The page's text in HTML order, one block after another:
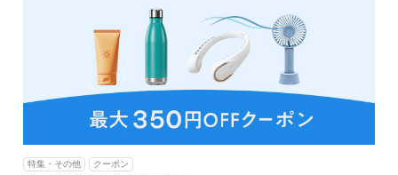
特集・その他 クーポン